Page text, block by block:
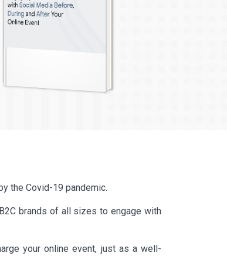
the Covid-19 pandemic.
brands of all sizes to engage with
your online event, just as a well-